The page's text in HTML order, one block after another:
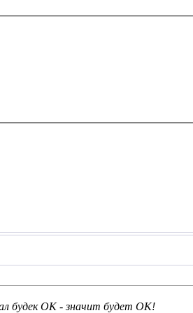
будек ОК - значит будет ОК!